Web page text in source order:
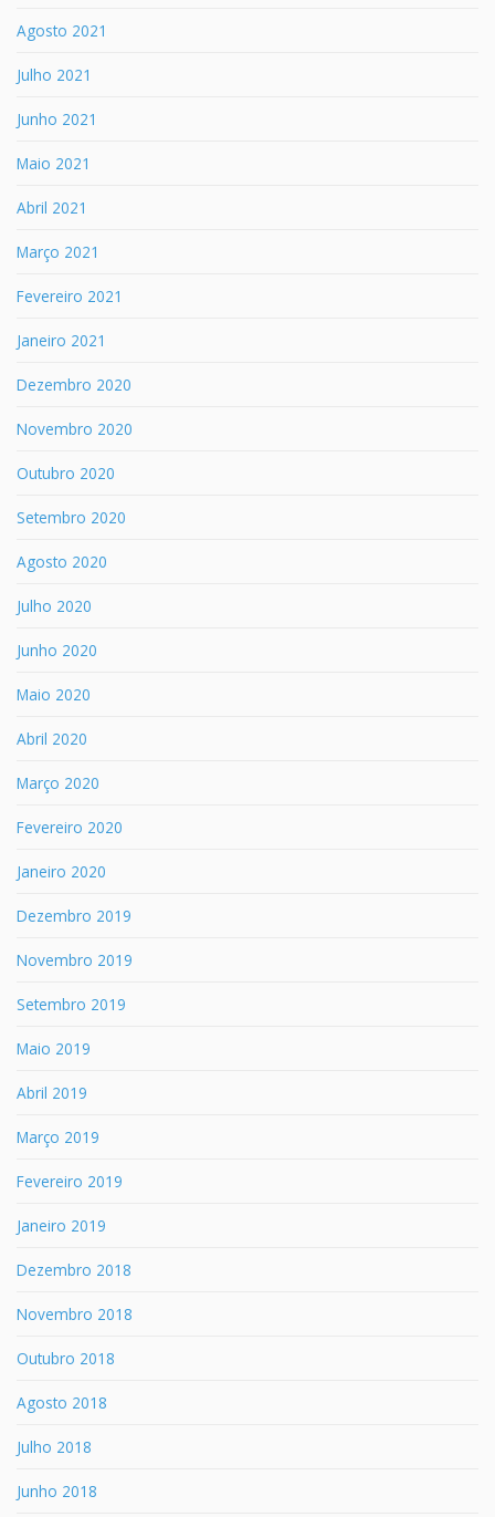
Agosto 2021
Julho 2021
Junho 2021
Maio 2021
Abril 2021
Março 2021
Fevereiro 2021
Janeiro 2021
Dezembro 2020
Novembro 2020
Outubro 2020
Setembro 2020
Agosto 2020
Julho 2020
Junho 2020
Maio 2020
Abril 2020
Março 2020
Fevereiro 2020
Janeiro 2020
Dezembro 2019
Novembro 2019
Setembro 2019
Maio 2019
Abril 2019
Março 2019
Fevereiro 2019
Janeiro 2019
Dezembro 2018
Novembro 2018
Outubro 2018
Agosto 2018
Julho 2018
Junho 2018